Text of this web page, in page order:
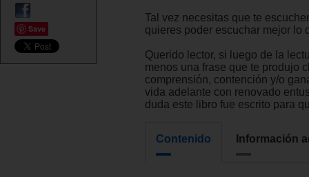
Save
Tal vez necesitas que te
quieres poder escuchar mejor lo
Querido lector, si luego de la
menos una frase que te produjo
comprensión, contención y/o
vida adelante con renovado
duda este libro fue escrito para
Contenido Información